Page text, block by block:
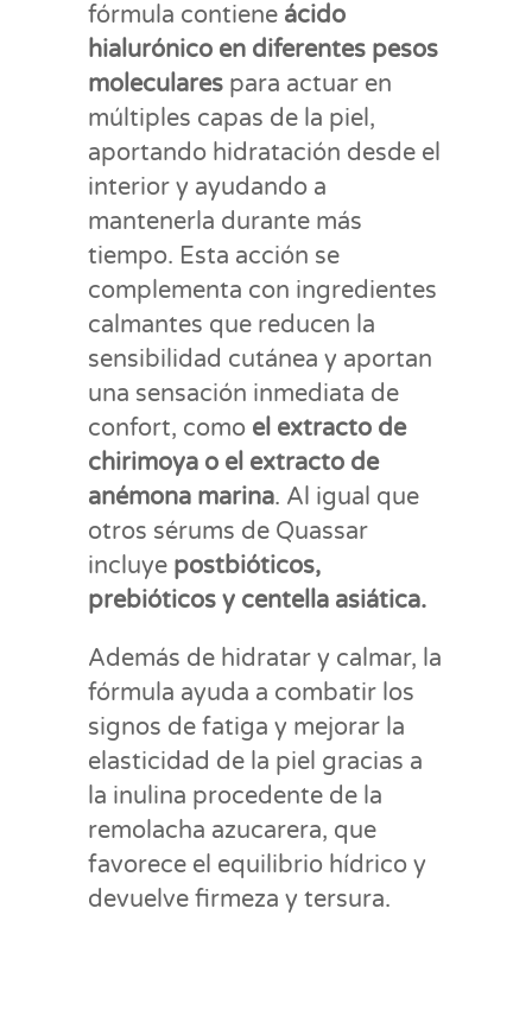
fórmula contiene ácido
hialurónico en diferentes pesos
moleculares para actuar en
múltiples capas de la piel,
aportando hidratación desde el
interior y ayudando a
mantenerla durante más
tiempo. Esta acción se
complementa con ingredientes
calmantes que reducen la
sensibilidad cutánea y aportan
una sensación inmediata de
confort, como el extracto de
chirimoya o el extracto de
anémona marina. Al igual que
otros sérums de Quassar
incluye postbióticos,
prebióticos y centella asiática.
Además de hidratar y calmar, la
fórmula ayuda a combatir los
signos de fatiga y mejorar la
elasticidad de la piel gracias a
la inulina procedente de la
remolacha azucarera, que
favorece el equilibrio hídrico y
devuelve firmeza y tersura.